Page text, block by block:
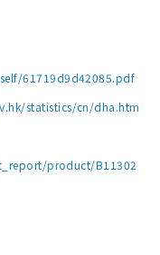
61719d9d42085.pdf
statistics/cn/dha.htm
product/B11302